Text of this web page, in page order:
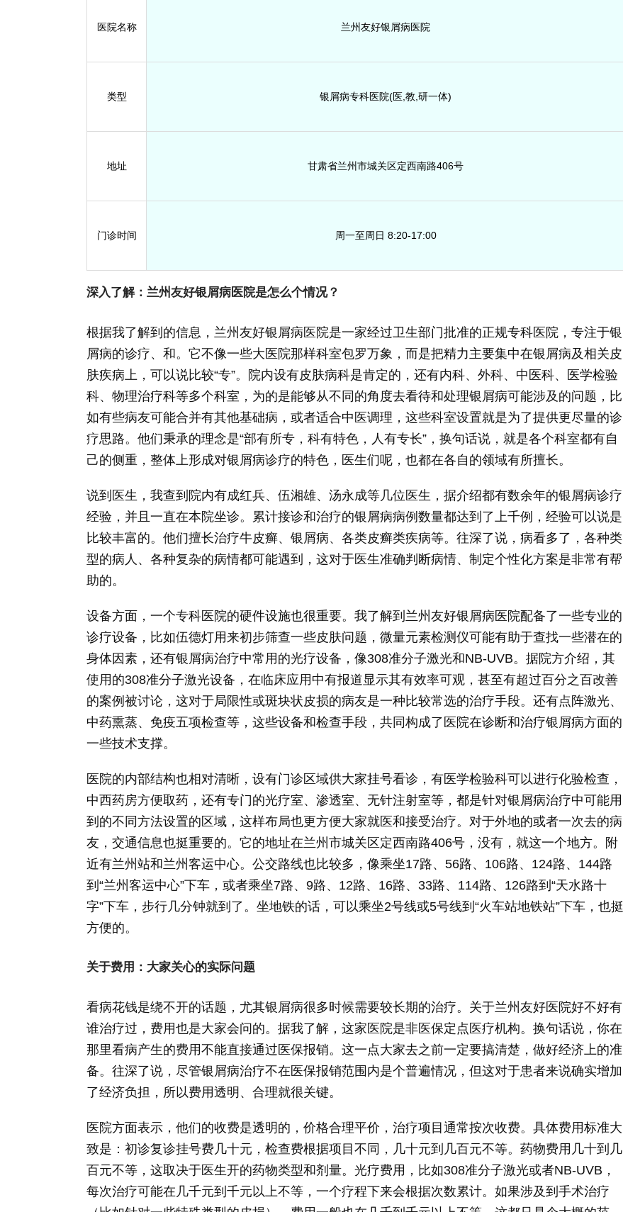
医院名称 兰州友好银屑病医院
类型 银屑病专科医院(医,教,研一体)
地址 甘肃省兰州市城关区定西南路406号
门诊时间 周一至周日 8:20-17:00
深入了解：兰州友好银屑病医院是怎么个情况？
根据我了解到的信息，兰州友好银屑病医院是一家经过卫生部门批准的正规专科医院，专注于银
屑病的诊疗、和。它不像一些大医院那样科室包罗万象，而是把精力主要集中在银屑病及相关皮
肤疾病上，可以说比较“专”。院内设有皮肤病科是肯定的，还有内科、外科、中医科、医学检验
科、物理治疗科等多个科室，为的是能够从不同的角度去看待和处理银屑病可能涉及的问题，比
如有些病友可能合并有其他基础病，或者适合中医调理，这些科室设置就是为了提供更尽量的诊
疗思路。他们秉承的理念是“部有所专，科有特色，人有专长”，换句话说，就是各个科室都有自
己的侧重，整体上形成对银屑病诊疗的特色，医生们呢，也都在各自的领域有所擅长。
说到医生，我查到院内有成红兵、伍湘雄、汤永成等几位医生，据介绍都有数余年的银屑病诊疗
经验，并且一直在本院坐诊。累计接诊和治疗的银屑病病例数量都达到了上千例，经验可以说是
比较丰富的。他们擅长治疗牛皮癣、银屑病、各类皮癣类疾病等。往深了说，病看多了，各种类
型的病人、各种复杂的病情都可能遇到，这对于医生准确判断病情、制定个性化方案是非常有帮
助的。
设备方面，一个专科医院的硬件设施也很重要。我了解到兰州友好银屑病医院配备了一些专业的
诊疗设备，比如伍德灯用来初步筛查一些皮肤问题，微量元素检测仪可能有助于查找一些潜在的
身体因素，还有银屑病治疗中常用的光疗设备，像308准分子激光和NB-UVB。据院方介绍，其
使用的308准分子激光设备，在临床应用中有报道显示其有效率可观，甚至有超过百分之百改善
的案例被讨论，这对于局限性或斑块状皮损的病友是一种比较常选的治疗手段。还有点阵激光、
中药熏蒸、免疫五项检查等，这些设备和检查手段，共同构成了医院在诊断和治疗银屑病方面的
一些技术支撑。
医院的内部结构也相对清晰，设有门诊区域供大家挂号看诊，有医学检验科可以进行化验检查，
中西药房方便取药，还有专门的光疗室、渗透室、无针注射室等，都是针对银屑病治疗中可能用
到的不同方法设置的区域，这样布局也更方便大家就医和接受治疗。对于外地的或者一次去的病
友，交通信息也挺重要的。它的地址在兰州市城关区定西南路406号，没有，就这一个地方。附
近有兰州站和兰州客运中心。公交路线也比较多，像乘坐17路、56路、106路、124路、144路
到“兰州客运中心”下车，或者乘坐7路、9路、12路、16路、33路、114路、126路到“天水路十
字”下车，步行几分钟就到了。坐地铁的话，可以乘坐2号线或5号线到“火车站地铁站”下车，也挺
方便的。
关于费用：大家关心的实际问题
看病花钱是绕不开的话题，尤其银屑病很多时候需要较长期的治疗。关于兰州友好医院好不好有
谁治疗过，费用也是大家会问的。据我了解，这家医院是非医保定点医疗机构。换句话说，你在
那里看病产生的费用不能直接通过医保报销。这一点大家去之前一定要搞清楚，做好经济上的准
备。往深了说，尽管银屑病治疗不在医保报销范围内是个普遍情况，但这对于患者来说确实增加
了经济负担，所以费用透明、合理就很关键。
医院方面表示，他们的收费是透明的，价格合理平价，治疗项目通常按次收费。具体费用标准大
致是：初诊复诊挂号费几十元，检查费根据项目不同，几十元到几百元不等。药物费用几十到几
百元不等，这取决于医生开的药物类型和剂量。光疗费用，比如308准分子激光或者NB-UVB，
每次治疗可能在几千元到千元以上不等，一个疗程下来会根据次数累计。如果涉及到手术治疗